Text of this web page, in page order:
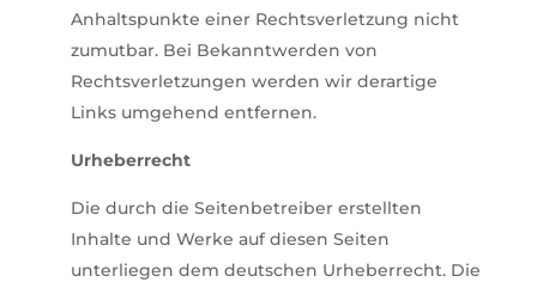
Anhaltspunkte einer Rechtsverletzung nicht
zumutbar. Bei Bekanntwerden von
Rechtsverletzungen werden wir derartige
Links umgehend entfernen.
Urheberrecht
Die durch die Seitenbetreiber erstellten
Inhalte und Werke auf diesen Seiten
unterliegen dem deutschen Urheberrecht. Die